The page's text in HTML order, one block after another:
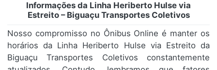
Informações da Linha Heriberto Hulse via
Estreito – Biguaçu Transportes Coletivos
Nosso compromisso no Ônibus Online é manter os
horários da Linha Heriberto Hulse via Estreito da
Biguaçu Transportes Coletivos constantemente